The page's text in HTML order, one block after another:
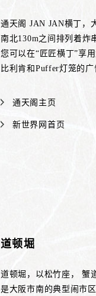
通天阁 JAN JAN横丁，
南北130m之间排列着炸
您可以在“匠匠横丁”享用
比利肯和Puffer灯笼的广
通天阁主页
新世界网首页
道顿堀
道顿堀，以松竹座， 蟹
是大阪市南的典型闹市区